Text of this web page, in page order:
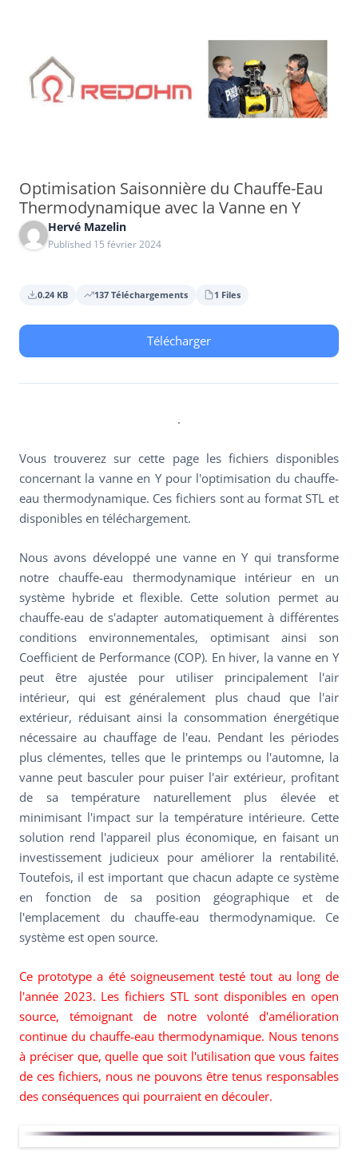
Optimisation Saisonnière du Chauffe-Eau
Thermodynamique avec la Vanne en Y
Hervé Mazelin
Published 15 février 2024
0.24 KB 137 Téléchargements 1 Files
Télécharger
.
Vous trouverez sur cette page les fichiers disponibles
concernant la vanne en Y pour l'optimisation du chauffe-
eau thermodynamique. Ces fichiers sont au format STL et
disponibles en téléchargement.
Nous avons développé une vanne en Y qui transforme
notre chauffe-eau thermodynamique intérieur en un
système hybride et flexible. Cette solution permet au
chauffe-eau de s'adapter automatiquement à différentes
conditions environnementales, optimisant ainsi son
Coefficient de Performance (COP). En hiver, la vanne en Y
peut être ajustée pour utiliser principalement l'air
intérieur, qui est généralement plus chaud que l'air
extérieur, réduisant ainsi la consommation énergétique
nécessaire au chauffage de l'eau. Pendant les périodes
plus clémentes, telles que le printemps ou l'automne, la
vanne peut basculer pour puiser l'air extérieur, profitant
de sa température naturellement plus élevée et
minimisant l'impact sur la température intérieure. Cette
solution rend l'appareil plus économique, en faisant un
investissement judicieux pour améliorer la rentabilité.
Toutefois, il est important que chacun adapte ce système
en fonction de sa position géographique et de
l'emplacement du chauffe-eau thermodynamique. Ce
système est open source.
Ce prototype a été soigneusement testé tout au long de
l'année 2023. Les fichiers STL sont disponibles en open
source, témoignant de notre volonté d'amélioration
continue du chauffe-eau thermodynamique. Nous tenons
à préciser que, quelle que soit l'utilisation que vous faites
de ces fichiers, nous ne pouvons être tenus responsables
des conséquences qui pourraient en découler.